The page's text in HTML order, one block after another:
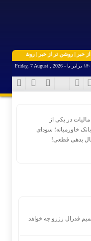
| روشن تر از خبر | روشن تر از خبر |
در یکی از
خاورمیانه؛ سودای
فدرال رزرو چه خواهد